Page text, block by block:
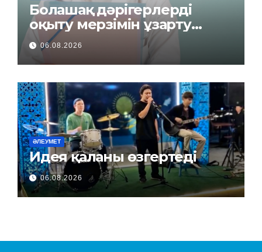
Болашақ дәрігерлерді
оқыту мерзімін ұзарту
керек пе?
06.08.2026
ӘЛЕУМЕТ
Идея қаланы өзгертеді
06.08.2026